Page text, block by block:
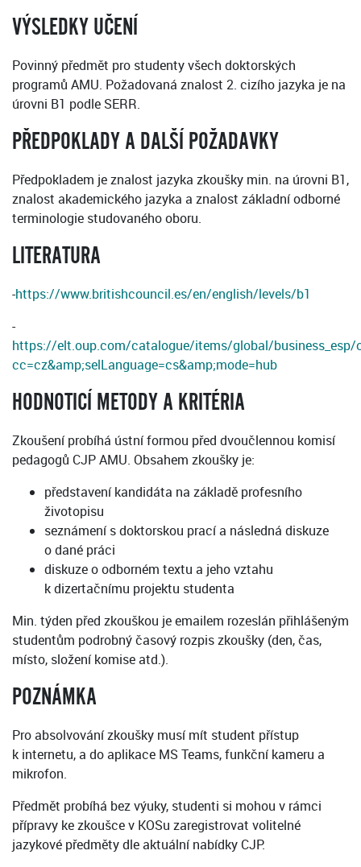
VÝSLEDKY UČENÍ
Povinný předmět pro studenty všech doktorských
programů AMU. Požadovaná znalost 2. cizího jazyka je na
úrovni B1 podle SERR.
PŘEDPOKLADY A DALŠÍ POŽADAVKY
Předpokladem je znalost jazyka zkoušky min. na úrovni B1,
znalost akademického jazyka a znalost základní odborné
terminologie studovaného oboru.
LITERATURA
-https://www.britishcouncil.es/en/english/levels/b1
-
https://elt.oup.com/catalogue/items/global/business_esp/
cc=cz&amp;selLanguage=cs&amp;mode=hub
HODNOTICÍ METODY A KRITÉRIA
Zkoušení probíhá ústní formou před dvoučlennou komisí
pedagogů CJP AMU. Obsahem zkoušky je:
představení kandidáta na základě profesního
životopisu
seznámení s doktorskou prací a následná diskuze
o dané práci
diskuze o odborném textu a jeho vztahu
k dizertačnímu projektu studenta
Min. týden před zkouškou je emailem rozeslán přihlášeným
studentům podrobný časový rozpis zkoušky (den, čas,
místo, složení komise atd.).
POZNÁMKA
Pro absolvování zkoušky musí mít student přístup
k internetu, a do aplikace MS Teams, funkční kameru a
mikrofon.
Předmět probíhá bez výuky, studenti si mohou v rámci
přípravy ke zkoušce v KOSu zaregistrovat volitelné
jazykové předměty dle aktuální nabídky CJP.